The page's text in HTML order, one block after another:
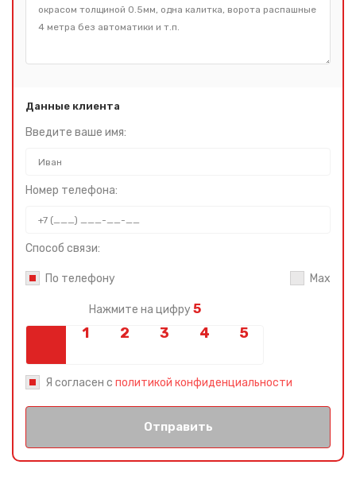
Данные клиента
Введите ваше имя:
Номер телефона:
Способ связи:
По телефону Max
Нажмите на цифру 5
Я согласен с политикой конфиденциальности
Отправить